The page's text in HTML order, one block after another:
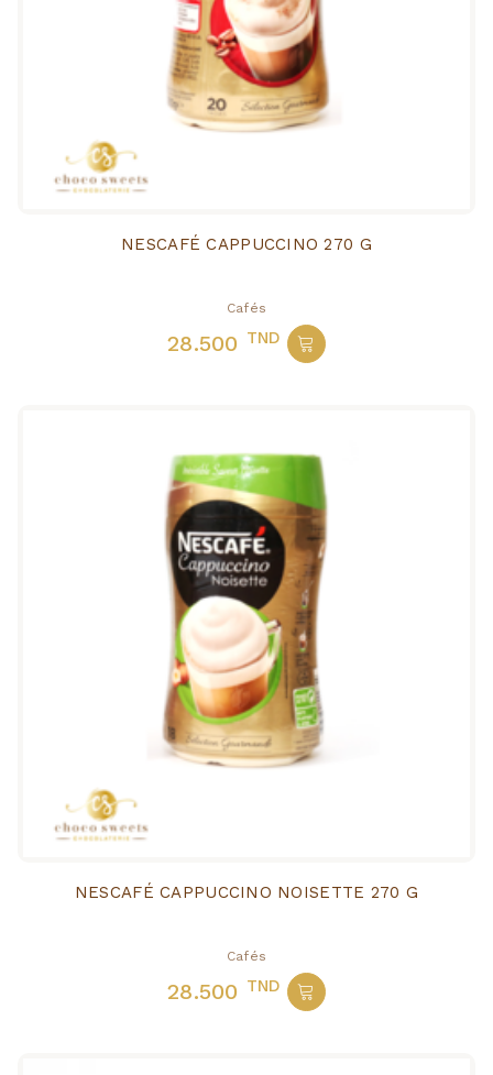
NESCAFÉ CAPPUCCINO 270 G
Cafés
28.500 TND
NESCAFÉ CAPPUCCINO NOISETTE 270 G
Cafés
28.500 TND